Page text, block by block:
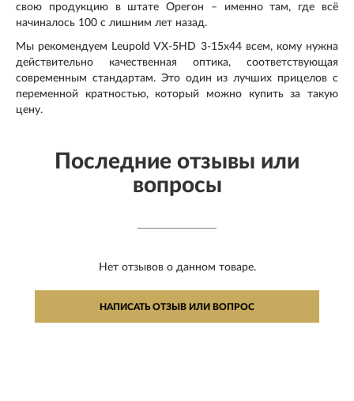
свою продукцию в штате Орегон – именно там, где всё
начиналось 100 с лишним лет назад.
Мы рекомендуем Leupold VX-5HD 3-15x44 всем, кому нужна
действительно качественная оптика, соответствующая
современным стандартам. Это один из лучших прицелов с
переменной кратностью, который можно купить за такую
цену.
Последние отзывы или
вопросы
Нет отзывов о данном товаре.
НАПИСАТЬ ОТЗЫВ ИЛИ ВОПРОС